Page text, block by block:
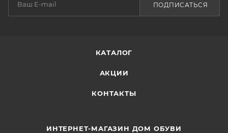
ПОДПИСАТЬСЯ
КАТАЛОГ
АКЦИИ
КОНТАКТЫ
ИНТЕРНЕТ-МАГАЗИН ДОМ ОБУВИ